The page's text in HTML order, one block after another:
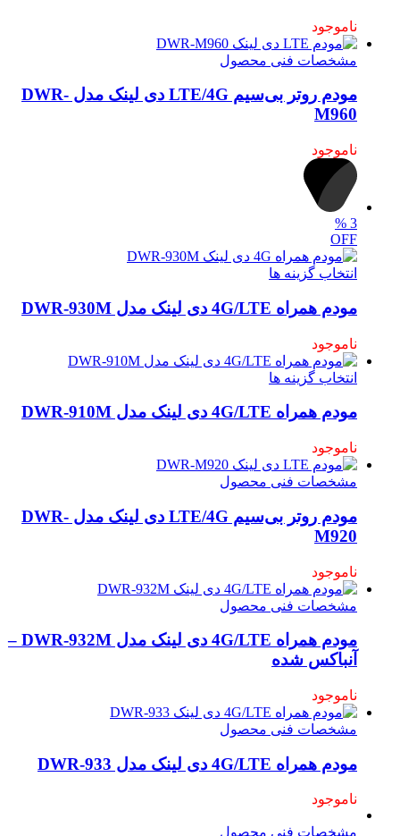
ناموجود
مشخصات فنی محصول
مودم روتر بی‌سیم LTE/4G دی لینک مدل DWR-
M960
ناموجود
3
%
OFF
انتخاب گزینه ها
مودم همراه 4G/LTE دی لینک مدل DWR-930M
ناموجود
انتخاب گزینه ها
مودم همراه 4G/LTE دی لینک مدل DWR-910M
ناموجود
مشخصات فنی محصول
مودم روتر بی‌سیم LTE/4G دی لینک مدل DWR-
M920
ناموجود
مشخصات فنی محصول
مودم همراه 4G/LTE دی لینک مدل DWR-932M –
آنباکس شده
ناموجود
مشخصات فنی محصول
مودم همراه 4G/LTE دی لینک مدل DWR-933
ناموجود
مشخصات فنی محصول